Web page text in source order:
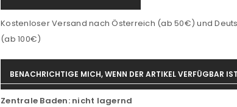
Kostenloser Versand nach Österreich (ab 50€) und
(ab 100€)
BENACHRICHTIGE MICH, WENN DER ARTIKEL VERFÜGBAR IST
Zentrale Baden: nicht lagernd